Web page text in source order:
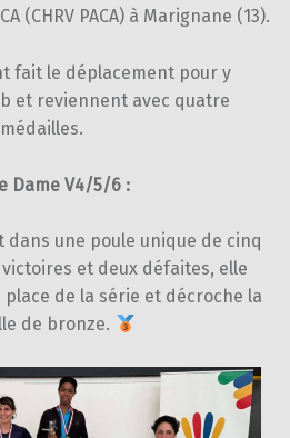
(CHRV PACA) à Marignane (13).
fait le déplacement pour y
et reviennent avec quatre
médailles.
Dame V4/5/6 :
dans une poule unique de cinq
victoires et deux défaites, elle
de la série et décroche la
de bronze.